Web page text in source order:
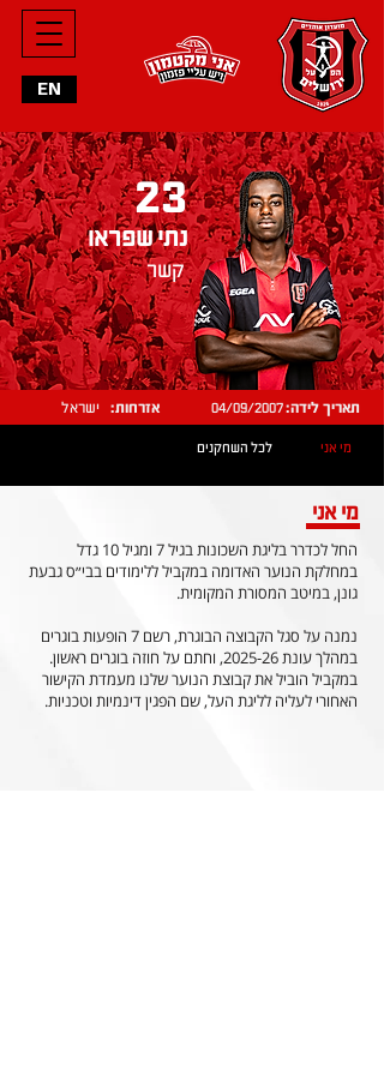
EN
23
נתי שפראו
קשר
ישראל אזרחות: תאריך לידה:04/09/2007
מי אני לכל השחקנים
מי אני
החל לכדרר בליגת השכונות בגיל 7 ומגיל 10 גדל
במחלקת הנוער האדומה במקביל ללימודים בבי״ס גבעת
גונן, במיטב המסורת המקומית.
נמנה על סגל הקבוצה הבוגרת, רשם 7 הופעות בוגרים
במהלך עונת 2025-26, וחתם על חוזה בוגרים ראשון.
במקביל הוביל את קבוצת הנוער שלנו מעמדת הקישור
האחורי לעליה לליגת העל, שם הפגין דינמיות וטכניות.